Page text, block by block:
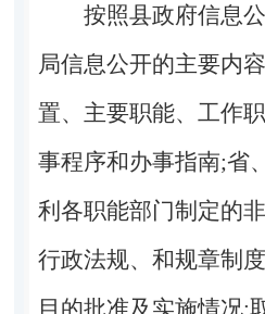
按照县政府信息
局信息公开的主要内容
置、主要职能、工作
事程序和办事指南;省
利各职能部门制定的
行政法规、和规章制度
目的批准及实施情况;